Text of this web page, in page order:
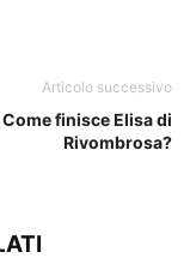
Articolo successivo
Come finisce Elisa di
Rivombrosa?